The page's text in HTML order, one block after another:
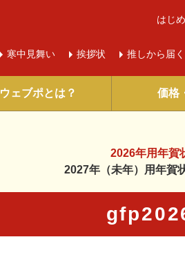
寒中 見舞い 挨拶状 推しから届く
はじ
ウェブポとは？ 価格
2026年用年賀
2027年（未年）用年賀